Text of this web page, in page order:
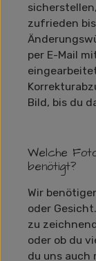
zufrieden
per E-Mail
Bild, bis du
Welche
benötigt?
Wir
oder
zu
oder ob du
du uns auch